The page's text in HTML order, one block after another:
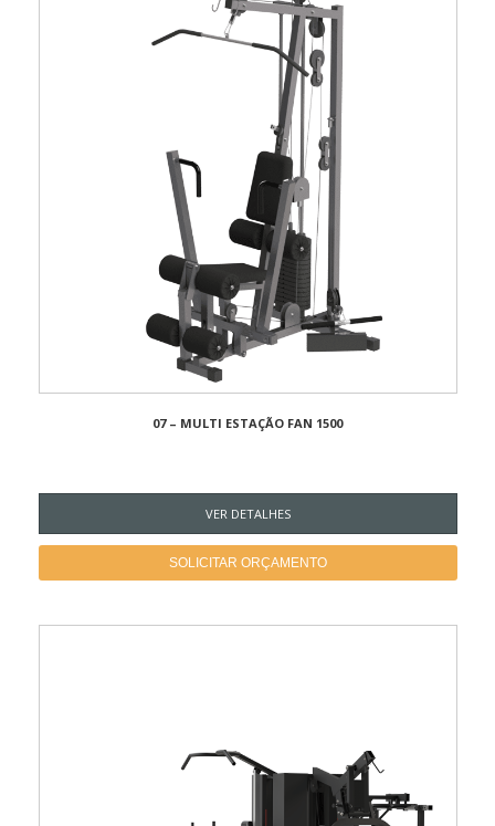
07 – MULTI ESTAÇÃO FAN 1500
VER DETALHES
SOLICITAR ORÇAMENTO